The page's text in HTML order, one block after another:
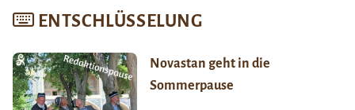
ENTSCHLÜSSELUNG
Novastan geht in die
Sommerpause